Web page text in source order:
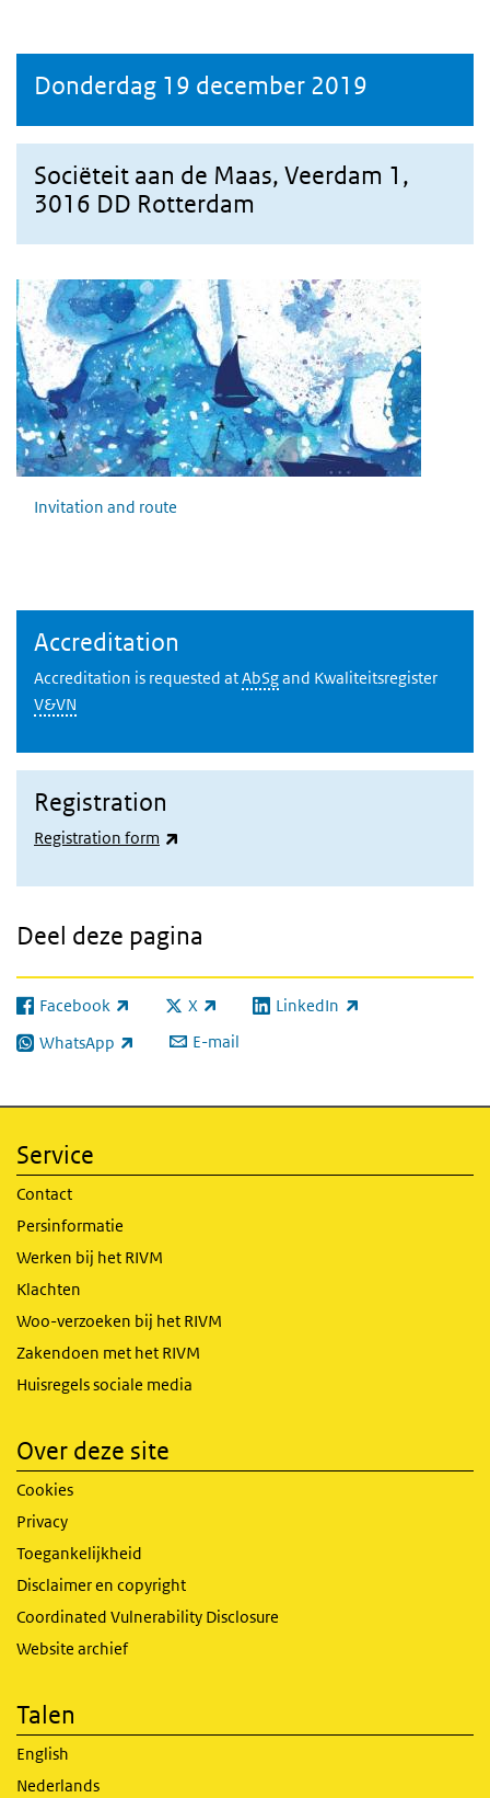
Donderdag 19 december 2019
Sociëteit aan de Maas, Veerdam 1,
3016 DD Rotterdam
Uitnodiging promotiesymposium Corien Swaan
Invitation and route
Accreditation
Accreditation is requested atAbSgand Kwaliteitsregister
V&VN
Registration
Registration form
Deel deze pagina
Facebook
(externe link) X
(externe link) LinkedIn
(externe link)
WhatsApp
(externe link) E-mail
Service
Contact
Persinformatie
Werken bij het RIVM
Klachten
Woo-verzoeken bij het RIVM
Zakendoen met het RIVM
Huisregels sociale media
Over deze site
Cookies
Privacy
Toegankelijkheid
Disclaimer en copyright
Coordinated Vulnerability Disclosure
Website archief
Talen
English
Nederlands